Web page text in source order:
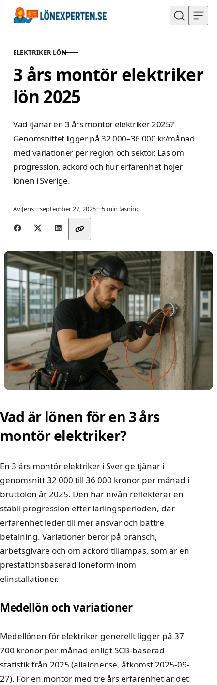
Hoppa till innehåll
KATEGORI
ELEKTRIKER LÖN
3 års montör elektriker
lön 2025
Vad tjänar en 3 års montör elektriker 2025?
Genomsnittet ligger på 32 000–36 000 kr/månad
med variationer per region och sektor. Läs om
progression, ackord och hur erfarenhet höjer
lönen i Sverige.
Av:Jens Publicerad
september 27, 2025 5 min läsning
Dela med vänner
Vad är lönen för en 3 års
montör elektriker?
En 3 års montör elektriker i Sverige tjänar i
genomsnitt 32 000 till 36 000 kronor per månad i
bruttolön år 2025. Den här nivån reflekterar en
stabil progression efter lärlingsperioden, där
erfarenhet leder till mer ansvar och bättre
betalning. Variationer beror på bransch,
arbetsgivare och om ackord tillämpas, som är en
prestationsbaserad löneform inom
elinstallationer.
Medellön och variationer
Medellönen för elektriker generellt ligger på 37
700 kronor per månad enligt SCB-baserad
statistik från 2025 (allaloner.se, åtkomst 2025-09-
27). För en montör med tre års erfarenhet är det